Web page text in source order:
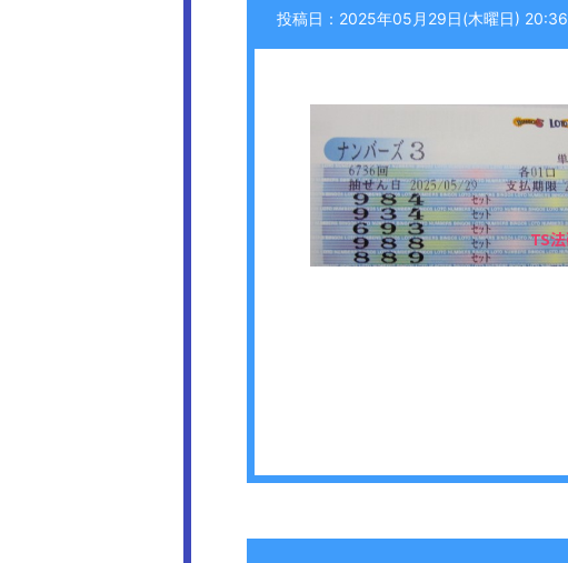
2025年05月29日(木曜日) 20:36